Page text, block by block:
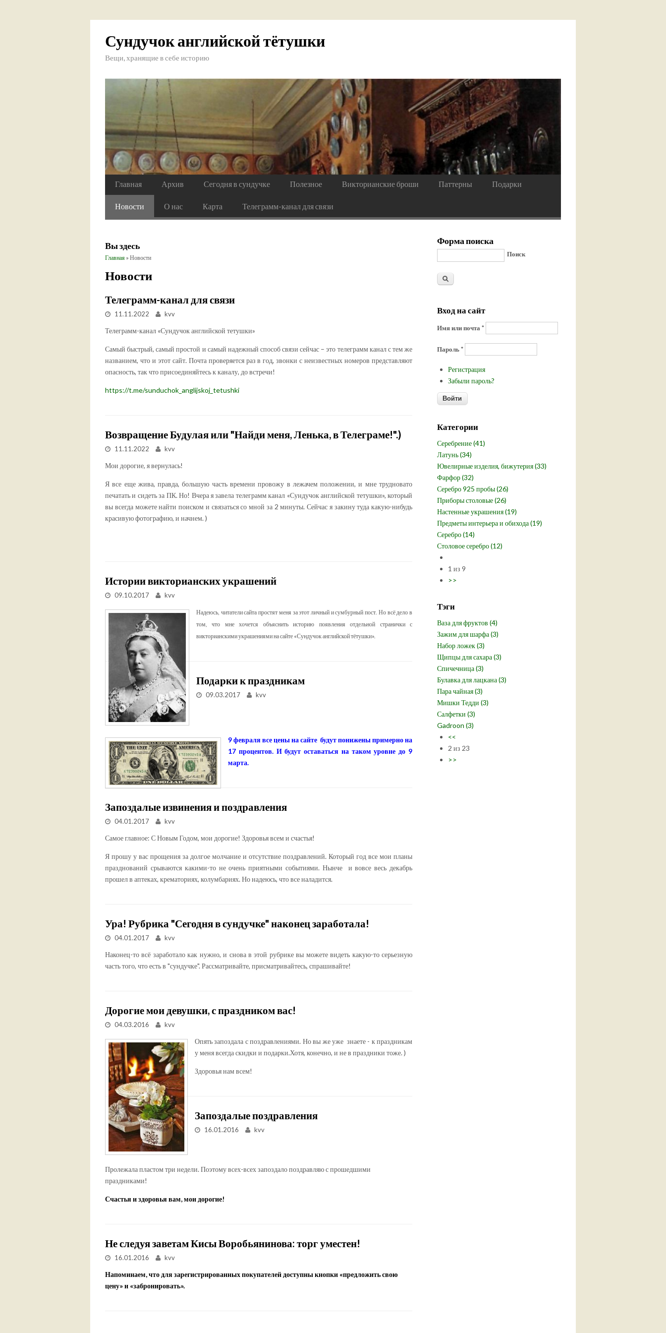
Сундучок английской тётушки
Вещи, хранящие в себе историю
Главная Архив Сегодня в сундучке Полезное Викторианские броши Паттерны Подарки
Новости О нас Карта Телеграмм-канал для связи
Вы здесь
Главная » Новости
Новости
Телеграмм-канал для связи
11.11.2022 kvv
Телеграмм-канал «Сундучок английской тетушки»
Самый быстрый, самый простой и самый надежный способ связи сейчас – это телеграмм канал с тем же
названием, что и этот сайт. Почта проверяется раз в год, звонки с неизвестных номеров представляют
опасность, так что присоединяйтесь к каналу, до встречи!
https://t.me/sunduchok_anglijskoj_tetushki
Возвращение Будулая или "Найди меня, Ленька, в Телеграме!".)
11.11.2022 kvv
Мои дорогие, я вернулась!
Я все еще жива, правда, большую часть времени провожу в лежачем положении, и мне трудновато
печатать и сидеть за ПК. Но! Вчера я завела телеграмм канал «Сундучок английской тетушки», который
вы всегда можете найти поиском и связаться со мной за 2 минуты. Сейчас я закину туда какую-нибудь
красивую фотографию, и начнем. )
Истории викторианских украшений
09.10.2017 kvv
Надеюсь, читатели сайта простят меня за этот личный и сумбурный пост. Но всё дело в
том, что мне хочется объяснить историю появления отдельной странички с
викторианскими украшениями на сайте «Сундучок английской тётушки».
Подарки к праздникам
09.03.2017 kvv
9 февраля все цены на сайте будут понижены примерно на
17 процентов. И будут оставаться на таком уровне до 9
марта.
Запоздалые извинения и поздравления
04.01.2017 kvv
Самое главное: С Новым Годом, мои дорогие! Здоровья всем и счастья!
Я прошу у вас прощения за долгое молчание и отсутствие поздравлений. Который год все мои планы
празднований срываются какими-то не очень приятными событиями. Нынче и вовсе весь декабрь
прошел в аптеках, крематориях, колумбариях. Но надеюсь, что все наладится.
Ура! Рубрика "Сегодня в сундучке" наконец заработала!
04.01.2017 kvv
Наконец-то всё заработало как нужно, и снова в этой рубрике вы можете видеть какую-то серьезную
часть того, что есть в "сундучке". Рассматривайте, присматривайтесь, спрашивайте!
Дорогие мои девушки, с праздником вас!
04.03.2016 kvv
Опять запоздала с поздравлениями. Но вы же уже знаете - к праздникам
у меня всегда скидки и подарки.Хотя, конечно, и не в праздники тоже. )
Здоровья нам всем!
Запоздалые поздравления
16.01.2016 kvv
Пролежала пластом три недели. Поэтому всех-всех запоздало поздравляю с прошедшими
праздниками!
Счастья и здоровья вам, мои дорогие!
Не следуя заветам Кисы Воробьянинова: торг уместен!
16.01.2016 kvv
Напоминаем, что для зарегистрированных покупателей доступны кнопки «предложить свою
цену» и «забронировать».
Форма поиска
Поиск
Вход на сайт
Имя или почта *
Пароль*
Регистрация
Забыли пароль?
Категории
Серебрение (41)
Латунь (34)
Ювелирные изделия, бижутерия (33)
Фарфор (32)
Серебро 925 пробы (26)
Приборы столовые (26)
Настенные украшения (19)
Предметы интерьера и обихода (19)
Серебро (14)
Столовое серебро (12)
1 из 9
>>
Тэги
Ваза для фруктов (4)
Зажим для шарфа (3)
Набор ложек (3)
Щипцы для сахара (3)
Спичечница (3)
Булавка для лацкана (3)
Пара чайная (3)
Мишки Тедди (3)
Салфетки (3)
Gadroon (3)
<<
2 из 23
>>